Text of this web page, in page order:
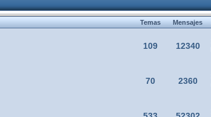
TemasMensajes
109 12340
70 2360